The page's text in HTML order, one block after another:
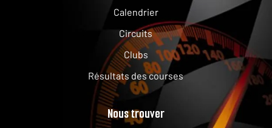
Calendrier
Circuits
Clubs
Résultats des courses
Nous trouver